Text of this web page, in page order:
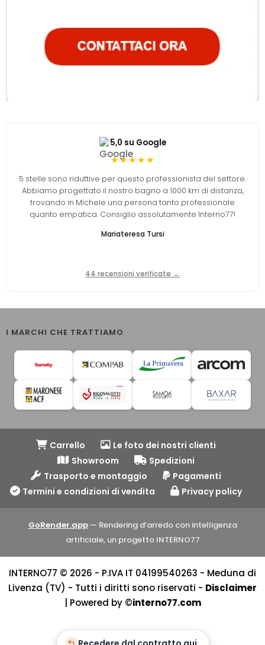
5,0 su Google
★★★★★
5 stelle sono riduttive per questo professionista del settore.
Abbiamo progettato il nostro bagno a 1000 km di distanza,
trovando in Michele una persona tanto professionale
quanto empatica. Consiglio assolutamente Interno77!
Mariateresa Tursi
44 recensioni verificate →
I MARCHI CHE TRATTIAMO
Carrello
Le foto dei nostri clienti
Showroom
Spedizioni
Trasporto e montaggio
Pagamenti
Termini e condizioni di vendita
Privacy policy
GoRender.app— Rendering d’arredo con intelligenza
artificiale, un progetto INTERNO77
INTERNO77 © 2026 - P.IVA IT 04199540263 - Meduna di
Livenza (TV) - Tutti i diritti sono riservati - Disclaimer
| Powered by ©interno77.com